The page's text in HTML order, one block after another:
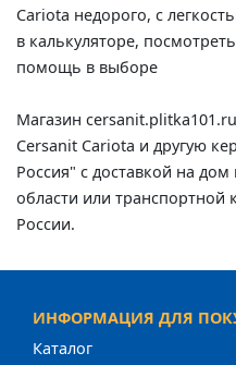
Cariota недорого, с
в калькуляторе,
помощь в выборе
Магазин
Cersanit Cariota и другую
Россия" с доставкой на
области или
России.
ИНФОРМАЦИЯ ДЛЯ
Каталог